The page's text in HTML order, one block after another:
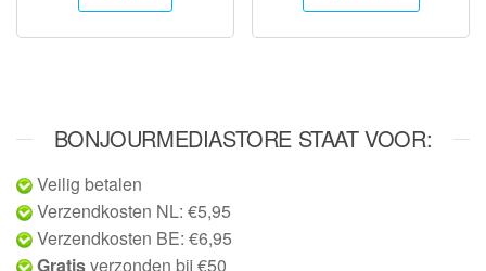
BONJOURMEDIASTORE STAAT VOOR:
Veilig betalen
Verzendkosten NL: €5,95
Verzendkosten BE: €6,95
Gratisverzonden bij €50